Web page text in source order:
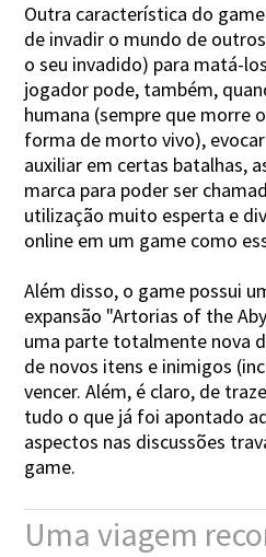
Outra característica do
de invadir o mundo de
o seu invadido) para matá-
jogador pode, também,
humana (sempre que morre
forma de morto vivo),
auxiliar em certas batalhas,
marca para poder ser
utilização muito esperta e
online em um game como
Além disso, o game possui
expansão "Artorias of the
uma parte totalmente nova
de novos itens e inimigos
vencer. Além, é claro, de
tudo o que já foi apontado
aspectos nas discussões
game.
Uma viagem